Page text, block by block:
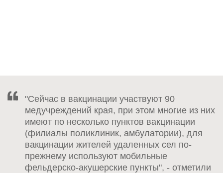
"Сейчас в вакцинации участвуют 90
медучреждений края, при этом многие из них
имеют по несколько пунктов вакцинации
(филиалы поликлиник, амбулатории), для
вакцинации жителей удаленных сел по-
прежнему используют мобильные
фельдерско-акушерские пункты", - отметили